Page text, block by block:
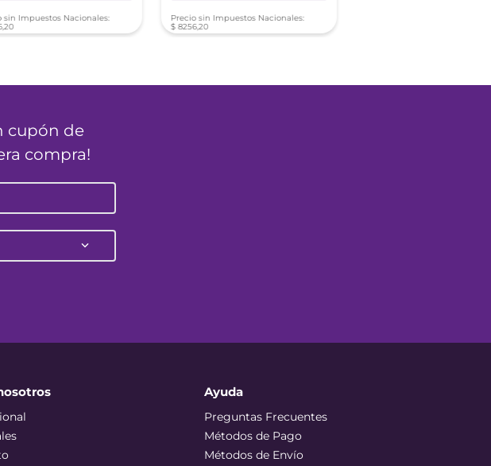
sin Impuestos Nacionales:
,20
Precio sin Impuestos Nacionales:
$ 8256,20
cupón de
compra!
Ayuda
Preguntas Frecuentes
Métodos de Pago
Métodos de Envío